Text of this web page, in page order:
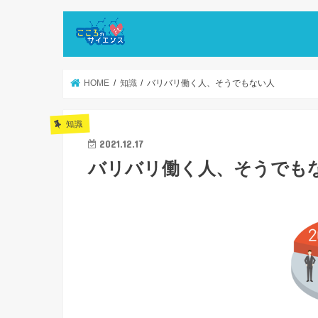
HOME 知識 バリバリ働く人、そうでもない人
知識
2021.12.17
バリバリ働く人、そうでも